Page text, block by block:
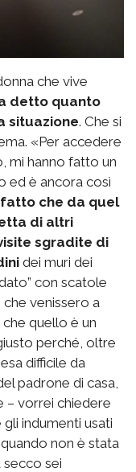
che vive
detto quanto
situazione. Che si
«Per accedere
mi hanno fatto un
ed è ancora così
che da quel
di altri
sgradite di
dei muri dei
con scatole
venissero a
quello è un
perché, oltre
difficile da
padrone di casa,
– vorrei chiedere
indumenti usati
non è stata
secco sei